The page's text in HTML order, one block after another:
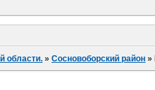
области. »Сосновоборский район »